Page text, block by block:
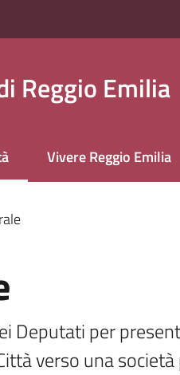
Reggio Emilia
selezionatoVivere Reggio Emilia
Deputati per
verso una